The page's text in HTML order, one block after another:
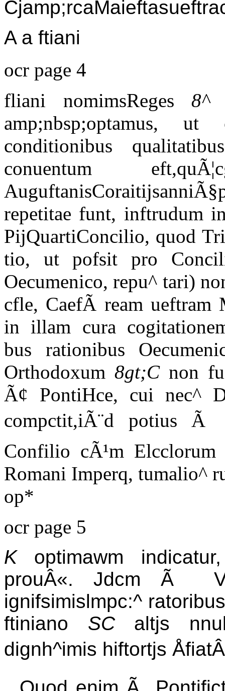
A a ftiani
ocr page 4
fliani nomimsReges 8^
amp;nbsp;optamus,
conditionibus
conuentum
repetitae funt, inftrudum
PijQuartiConcilio, quod
tio, ut pofsit pro
Oecumenico, repu^ tari)
cfle, CaefÃ ream ueftram
in illam cura
bus rationibus
Orthodoxum 8gt;Cnon
Ã¢ PontiHce, cui nec^
compctit,iÃ¨d potius Ã
Confilio cÃ¹m
Romani Imperq, tumalio^
op*
ocr page 5
Koptimawm
prouÂ«. Jdcm Ã
ignifsimislmpc:^
ftiniano SCaltjs
dignh^imis hiftortjs